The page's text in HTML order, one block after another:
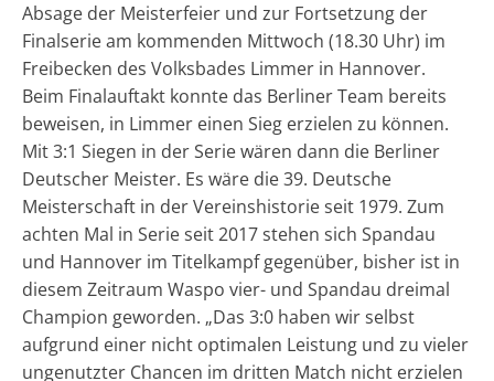
Absage der Meisterfeier und zur Fortsetzung der
Finalserie am kommenden Mittwoch (18.30 Uhr) im
Freibecken des Volksbades Limmer in Hannover.
Beim Finalauftakt konnte das Berliner Team bereits
beweisen, in Limmer einen Sieg erzielen zu können.
Mit 3:1 Siegen in der Serie wären dann die Berliner
Deutscher Meister. Es wäre die 39. Deutsche
Meisterschaft in der Vereinshistorie seit 1979. Zum
achten Mal in Serie seit 2017 stehen sich Spandau
und Hannover im Titelkampf gegenüber, bisher ist in
diesem Zeitraum Waspo vier- und Spandau dreimal
Champion geworden. „Das 3:0 haben wir selbst
aufgrund einer nicht optimalen Leistung und zu vieler
ungenutzter Chancen im dritten Match nicht erzielen